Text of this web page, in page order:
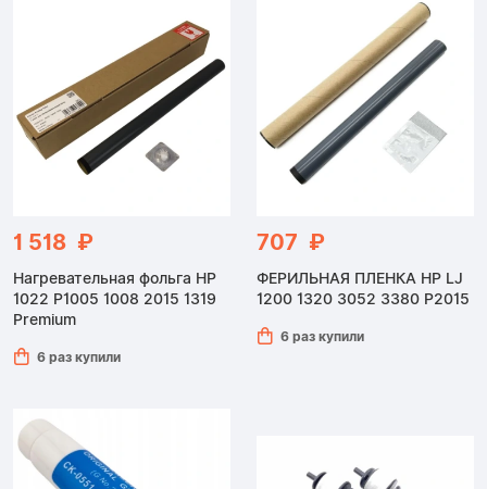
1 518 ₽
Нагревательная фольга HP
1022 P1005 1008 2015 1319
Premium
6 раз купили
707 ₽
ФЕРИЛЬНАЯ ПЛЕНКА HP LJ
1200 1320 3052 3380 P2015
6 раз купили